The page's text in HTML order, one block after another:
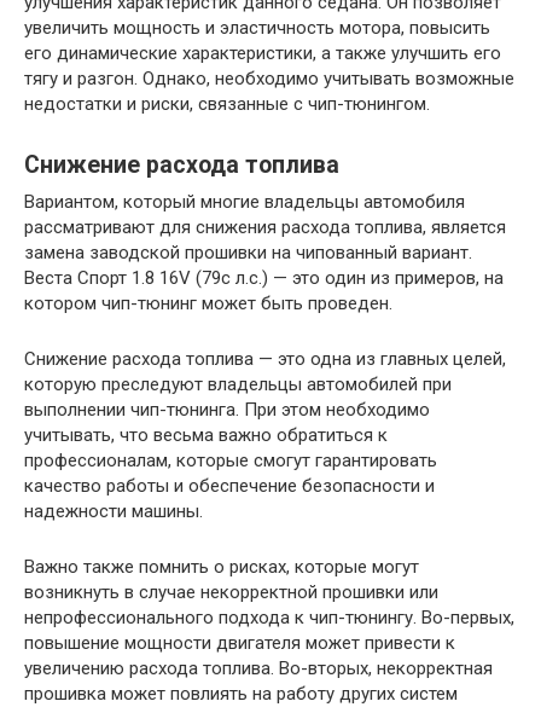
увеличить мощность и эластичность мотора, повысить
его динамические характеристики, а также улучшить его
тягу и разгон. Однако, необходимо учитывать возможные
недостатки и риски, связанные с чип-тюнингом.
Снижение расхода топлива
Вариантом, который многие владельцы автомобиля
рассматривают для снижения расхода топлива, является
замена заводской прошивки на чипованный вариант.
Веста Спорт 1.8 16V (79с л.с.) — это один из примеров, на
котором чип-тюнинг может быть проведен.
Снижение расхода топлива — это одна из главных целей,
которую преследуют владельцы автомобилей при
выполнении чип-тюнинга. При этом необходимо
учитывать, что весьма важно обратиться к
профессионалам, которые смогут гарантировать
качество работы и обеспечение безопасности и
надежности машины.
Важно также помнить о рисках, которые могут
возникнуть в случае некорректной прошивки или
непрофессионального подхода к чип-тюнингу. Во-первых,
повышение мощности двигателя может привести к
увеличению расхода топлива. Во-вторых, некорректная
прошивка может повлиять на работу других систем